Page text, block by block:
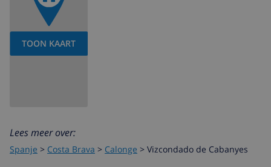
TOON KAART
Lees meer over:
Spanje > Costa Brava > Calonge > Vizcondado de Cabanyes